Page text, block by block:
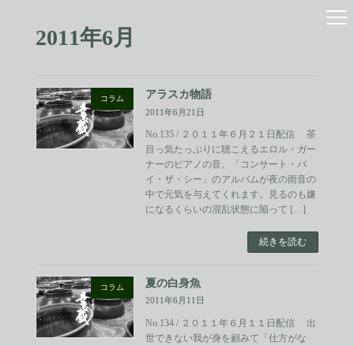
2011年6月
コラム アラスカ物語
2011年6月21日
No.135 / ２０１１年６月２１日配信 茶
目っ気たっぷりに聴こえるエロル・ガー
ナーのピアノの音。「コンサート・バ
イ・ザ・シー」のアルバムが夜の雨音の
中で元気を与えてくれます。見るのも嫌
になるくらいの混乱状態に陥って […]
続きを読む
コラム 夏の白身魚
2011年6月11日
No.134 / ２０１１年６月１１日配信 出
世できない我が身を顧みて「仕方がな